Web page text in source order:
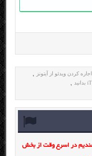
کردن ویدئو از آیتونز ,
,
در اسرع وقت از بخش